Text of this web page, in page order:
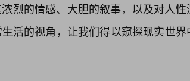
烈的情感、大胆的叙事，以及对人
活的视角，让我们得以窥探现实世